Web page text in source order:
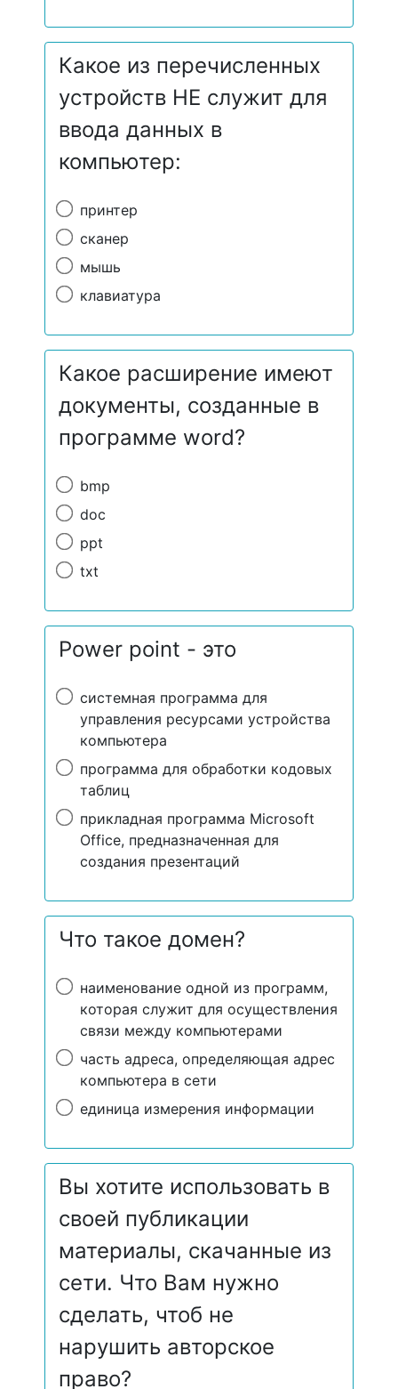
Какое из перечисленных
устройств НЕ служит для
ввода данных в
компьютер:
принтер
сканер
мышь
клавиатура
Какое расширение имеют
документы, созданные в
программе word?
bmp
doc
ppt
txt
Power point - это
системная программа для
управления ресурсами устройства
компьютера
программа для обработки кодовых
таблиц
прикладная программа Microsoft
Office, предназначенная для
создания презентаций
Что такое домен?
наименование одной из программ,
которая служит для осуществления
связи между компьютерами
часть адреса, определяющая адрес
компьютера в сети
единица измерения информации
Вы хотите использовать в
своей публикации
материалы, скачанные из
сети. Что Вам нужно
сделать, чтоб не
нарушить авторское
право?